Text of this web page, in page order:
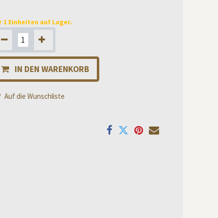
1 Einheiten auf Lager.
IN DEN WARENKORB
Auf die Wunschliste